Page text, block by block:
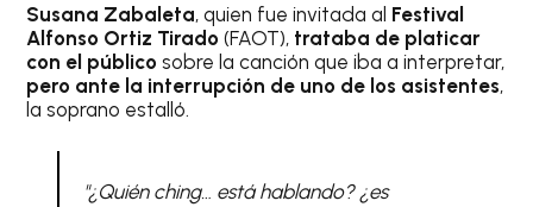
Susana Zabaleta, quien fue invitada al Festival
Alfonso Ortiz Tirado (FAOT), trataba de platicar
con el público sobre la canción que iba a interpretar,
pero ante la interrupción de uno de los asistentes,
la soprano estalló.
"¿Quién ching… está hablando? ¿es